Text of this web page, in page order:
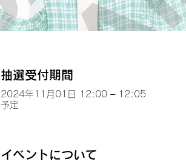
抽選受付期間
2024年11月01日 12:00 – 12:05
予定
イベントについて